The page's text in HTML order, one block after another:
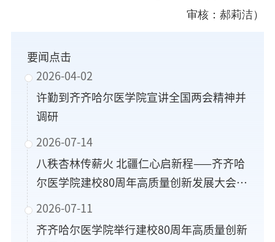
审核：郝莉洁）
要闻点击
2026-04-02
许勤到齐齐哈尔医学院宣讲全国两会精神并
调研
2026-07-14
八秩杏林传薪火 北疆仁心启新程——齐齐哈
尔医学院建校80周年高质量创新发展大会系
列活动侧记
2026-07-11
齐齐哈尔医学院举行建校80周年高质量创新